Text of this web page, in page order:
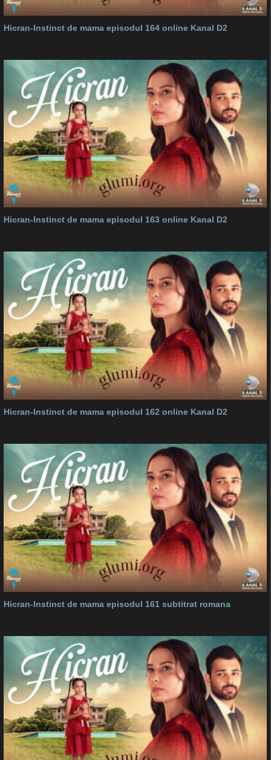
Hicran-Instinct de mama episodul 164 online Kanal D2
Hicran-Instinct de mama episodul 163 online Kanal D2
Hicran-Instinct de mama episodul 162 online Kanal D2
Hicran-Instinct de mama episodul 161 subtitrat romana